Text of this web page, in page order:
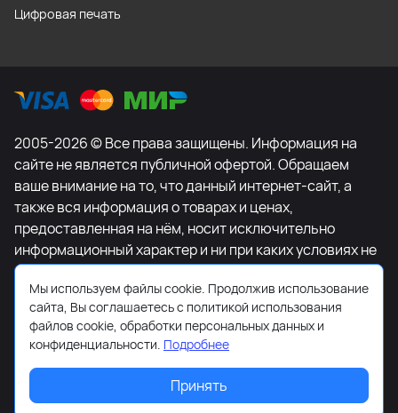
Цифровая печать
2005-2026 © Все права защищены. Информация на
сайте не является публичной офертой. Обращаем
ваше внимание на то, что данный интернет-сайт, а
также вся информация о товарах и ценах,
предоставленная на нём, носит исключительно
информационный характер и ни при каких условиях не
является публичной офертой, определяемой
положениями Статьи 437 Гражданского кодекса
Российской Федерации. Для получения подробной
информации о наличии и стоимости указанных
товаров и (или) услуг, пожалуйста, обращайтесь к
менеджеру сайта с помощью специальной формы
связи или по телефону +7-495-627-77-11.
Мы используем файлы cookie. Продолжив использование
сайта, Вы соглашаетесь с политикой использования
файлов cookie, обработки персональных данных и
конфиденциальности. Подробнее
Принять